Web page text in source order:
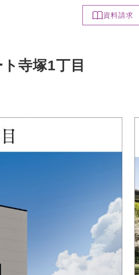
資料請求
寺塚1丁目